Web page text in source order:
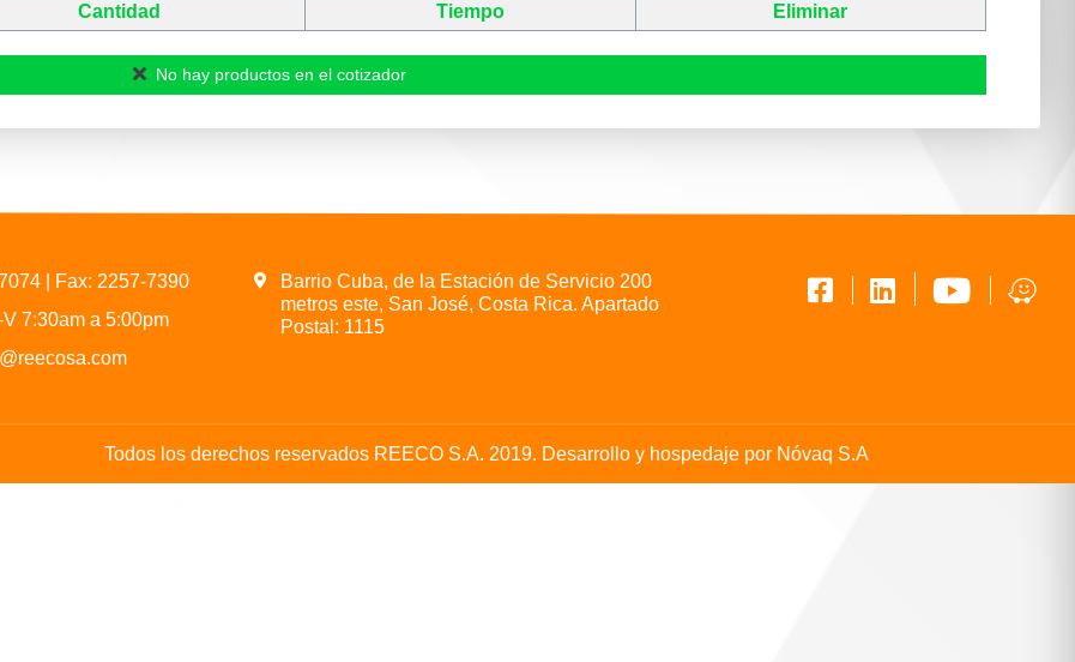
Cantidad Tiempo Eliminar
No hay productos en el cotizador
| Fax: 2257-7390
7:30am a 5:00pm
Barrio Cuba, de la Estación de Servicio 200
metros este, San José, Costa Rica. Apartado
Postal: 1115
Todos los derechos reservados REECO S.A. 2019. Desarrollo y hospedaje por Nóvaq S.A